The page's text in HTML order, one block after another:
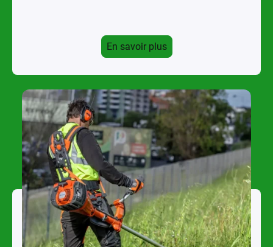
En savoir plus